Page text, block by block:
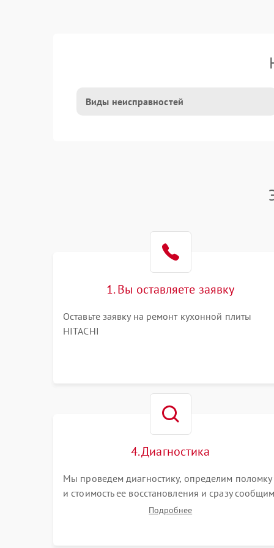
Виды неисправностей
1. Вы оставляете заявку
Оставьте заявку на ремонт кухонной плиты
HITACHI
4. Диагностика
Мы проведем диагностику, определим поломку
и стоимость ее восстановления и сразу сообщим
вам о сроках ее устранения
Подробнее